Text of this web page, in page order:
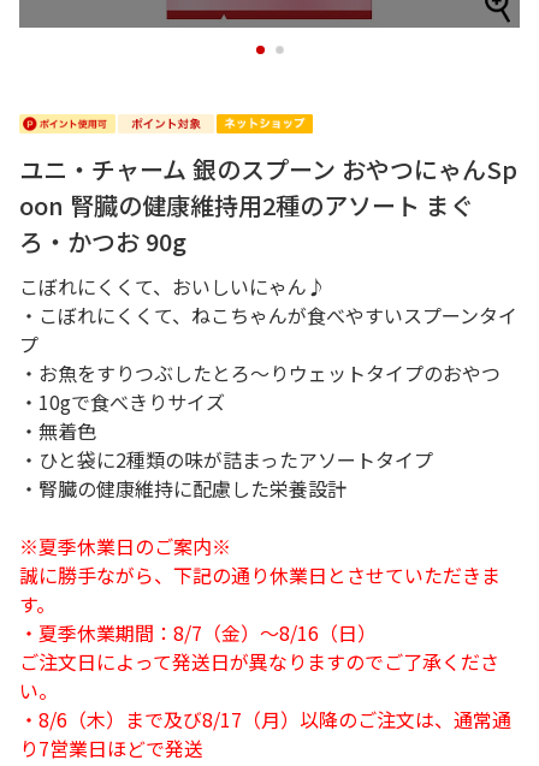
1 2
ユニ・チャーム 銀のスプーン おやつにゃんSp
oon 腎臓の健康維持用2種のアソート まぐ
ろ・かつお 90g
こぼれにくくて、おいしいにゃん♪
・こぼれにくくて、ねこちゃんが食べやすいスプーンタイ
プ
・お魚をすりつぶしたとろ～りウェットタイプのおやつ
・10gで食べきりサイズ
・無着色
・ひと袋に2種類の味が詰まったアソートタイプ
・腎臓の健康維持に配慮した栄養設計
※夏季休業日のご案内※
誠に勝手ながら、下記の通り休業日とさせていただきま
す。
・夏季休業期間：8/7（金）～8/16（日）
ご注文日によって発送日が異なりますのでご了承くださ
い。
・8/6（木）まで及び8/17（月）以降のご注文は、通常通
り7営業日ほどで発送